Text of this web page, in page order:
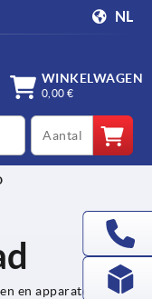
NL
WINKELWAGEN
0,00 €
qty
en apparaten